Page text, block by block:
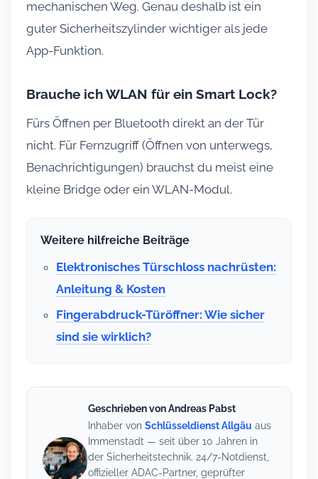
mechanischen Weg. Genau deshalb ist ein
guter Sicherheitszylinder wichtiger als jede
App-Funktion.
Brauche ich WLAN für ein Smart Lock?
Fürs Öffnen per Bluetooth direkt an der Tür
nicht. Für Fernzugriff (Öffnen von unterwegs,
Benachrichtigungen) brauchst du meist eine
kleine Bridge oder ein WLAN-Modul.
Weitere hilfreiche Beiträge
Elektronisches Türschloss nachrüsten:
Anleitung & Kosten
Fingerabdruck-Türöffner: Wie sicher
sind sie wirklich?
Geschrieben von Andreas Pabst
Inhaber vonSchlüsseldienst Allgäu aus
Immenstadt — seit über 10 Jahren in
der Sicherheitstechnik. 24/7-Notdienst,
offizieller ADAC-Partner, geprüfter